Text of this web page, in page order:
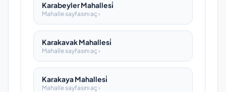
Karabeyler Mahallesi̇
Mahalle sayfasını aç ›
Karakavak Mahallesi̇
Mahalle sayfasını aç ›
Karakaya Mahallesi̇
Mahalle sayfasını aç ›